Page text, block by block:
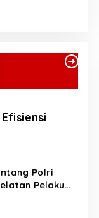
Polri
Pelaku